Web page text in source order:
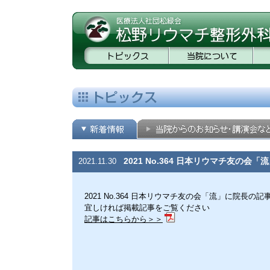
2021.11.30 2021 No.364 日本リウマチ友の会「
2021 No.364 日本リウマチ友の会「流」に院長の記
宜しければ掲載記事をご覧ください
記事はこちらから＞＞